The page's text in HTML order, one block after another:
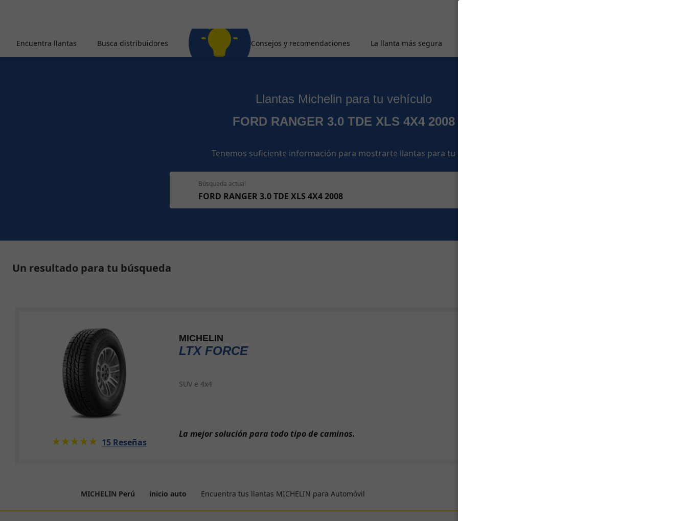
Encuentra llantas Busca distribuidores Consejos y recomendaciones La llanta más segura
Llantas Michelin para tu vehículo
FORD RANGER 3.0 TDE XLS 4X4 2008
Tenemos suficiente información para mostrarte llantas para tu auto
Búsqueda actual
FORD RANGER 3.0 TDE XLS 4X4 2008
Un resultado para tu búsqueda
MICHELIN
LTX FORCE
SUV e 4x4
★★★★★
☆☆☆☆☆ 15 Reseñas
La mejor solución para todo tipo de caminos.
MICHELIN Perú inicio auto Encuentra tus llantas MICHELIN para Automóvil